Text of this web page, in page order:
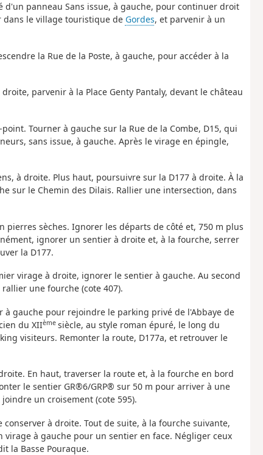
panneau Sans issue, à gauche, pour continuer droit
dans le village touristique de Gordes, et parvenir à un
la Rue de la Poste, à gauche, pour accéder à la
parvenir à la Place Genty Pantaly, devant le château
Tourner à gauche sur la Rue de la Combe, D15, qui
sans issue, à gauche. Après le virage en épingle,
à droite. Plus haut, poursuivre sur la D177 à droite. À la
sur le Chemin des Dilais. Rallier une intersection, dans
sèches. Ignorer les départs de côté et, 750 m plus
ignorer un sentier à droite et, à la fourche, serrer
la D177.
virage à droite, ignorer le sentier à gauche. Au second
une fourche (cote 407).
gauche pour rejoindre le parking privé de l'Abbaye de
du XIIème siècle, au style roman épuré, le long du
visiteurs. Remonter la route, D177a, et retrouver le
En haut, traverser la route et, à la fourche en bord
le sentier GR®6/GRP® sur 50 m pour arriver à une
un croisement (cote 595).
à droite. Tout de suite, à la fourche suivante,
à gauche pour un sentier en face. Négliger ceux
la Basse Pouraque.